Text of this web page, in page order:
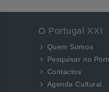
O Portugal XXI
Quem Somos
Pesquisar no
Contactos
Agenda Cultural